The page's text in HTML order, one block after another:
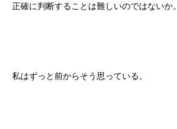
正確に判断することは難しいのではないか。
私はずっと前からそう思っている。